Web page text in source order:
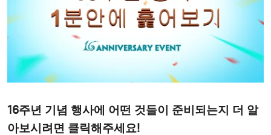
16주년 기념 행사에 어떤 것들이 준비되는지 더 알
아보시려면 클릭해주세요!